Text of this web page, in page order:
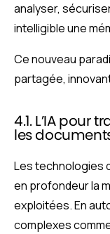
analyser,
intelligible une
Ce nouveau
partagée,
4.1. L’IA pour
les
Les technologies
en profondeur la
exploitées. En
complexes